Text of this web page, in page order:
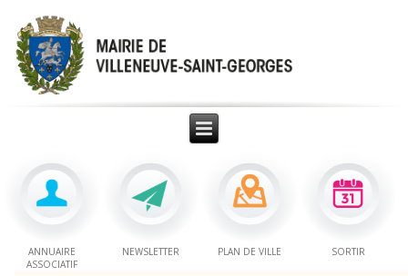
ANNUAIRE
ASSOCIATIF
NEWSLETTER PLAN DE VILLE SORTIR